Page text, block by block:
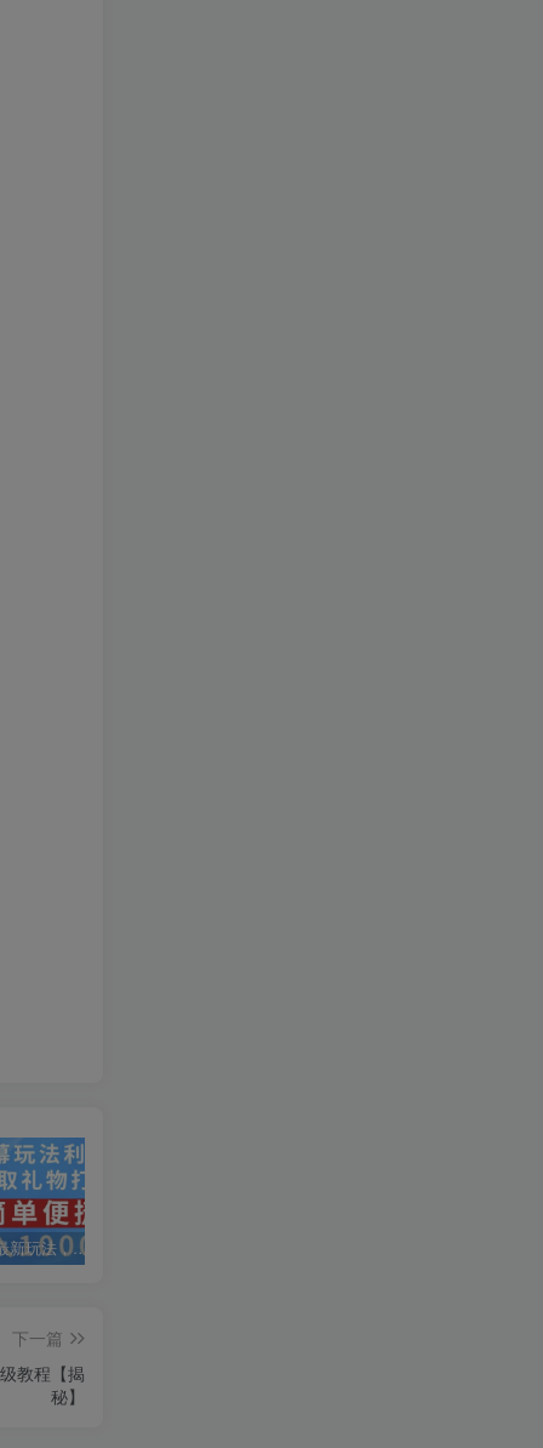
抖音弹幕最新玩法，利用粉丝好奇心赚取礼物打赏，轻松日入1000+
下一篇
教程【揭
秘】